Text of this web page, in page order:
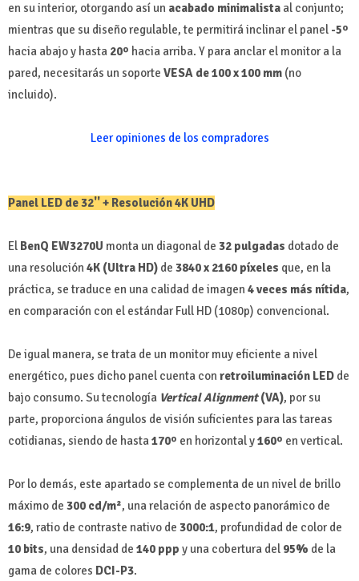
en su interior, otorgando así un acabado minimalista al conjunto;
mientras que su diseño regulable, te permitirá inclinar el panel -5º
hacia abajo y hasta 20º hacia arriba. Y para anclar el monitor a la
pared, necesitarás un soporte VESA de 100 x 100 mm (no
incluido).
Leer opiniones de los compradores
Panel LED de 32'' + Resolución 4K UHD
El BenQ EW3270U monta un diagonal de 32 pulgadas dotado de
una resolución 4K (Ultra HD) de 3840 x 2160 píxeles que, en la
práctica, se traduce en una calidad de imagen 4 veces más nítida,
en comparación con el estándar Full HD (1080p) convencional.
De igual manera, se trata de un monitor muy eficiente a nivel
energético, pues dicho panel cuenta con retroiluminación LED de
bajo consumo. Su tecnología Vertical Alignment(VA), por su
parte, proporciona ángulos de visión suficientes para las tareas
cotidianas, siendo de hasta170º en horizontal y160º en vertical.
Por lo demás, este apartado se complementa de un nivel de brillo
máximo de 300 cd/m², una relación de aspecto panorámico de
16:9, ratio de contraste nativo de 3000:1, profundidad de color de
10 bits, una densidad de 140 ppp y una cobertura del 95% de la
gama de colores DCI-P3.